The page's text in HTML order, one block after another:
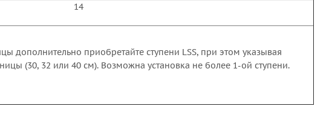
14
дополнительно приобретайте ступени LSS, при этом указывая
(30, 32 или 40 см). Возможна установка не более 1-ой ступени.